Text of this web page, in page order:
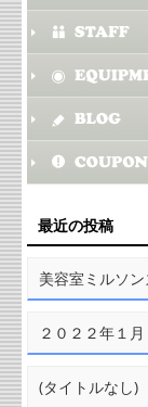
最近の投稿
美容室ミルソ
２０２２年１
(タイトルなし)